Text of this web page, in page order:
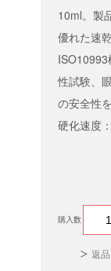
10ml。製
優れた速
性試験、
の安全性
硬化速度
購入数
返